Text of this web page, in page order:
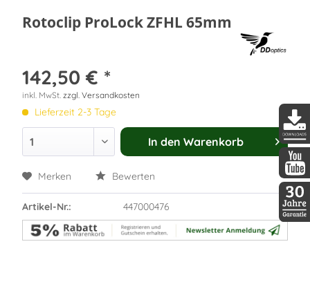
Rotoclip ProLock ZFHL 65mm
142,50 € *
inkl. MwSt. zzgl. Versandkosten
Lieferzeit 2-3 Tage
In den Warenkorb
Merken Bewerten
Artikel-Nr.: 447000476
30